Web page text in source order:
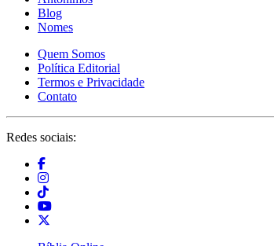
Blog
Nomes
Quem Somos
Política Editorial
Termos e Privacidade
Contato
Redes sociais: